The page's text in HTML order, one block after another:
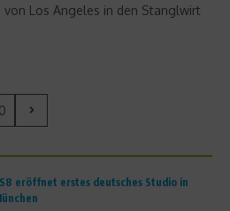
von Los Angeles in den Stanglwirt
eröffnet erstes deutsches Studio in